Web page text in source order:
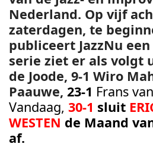
Nederland. Op vijf
zaterdagen, te
publiceert JazzNu
serie ziet er als volgt
de Joode, 9-1 Wiro
Paauwe, 23-1 Frans
Vandaag, 30-1 sluit
WESTEN de Maand
af.